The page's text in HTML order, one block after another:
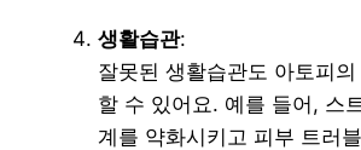
생활습관:
잘못된 생활습관도 아토피
할 수 있어요. 예를 들어, 스
계를 약화시키고 피부 트러